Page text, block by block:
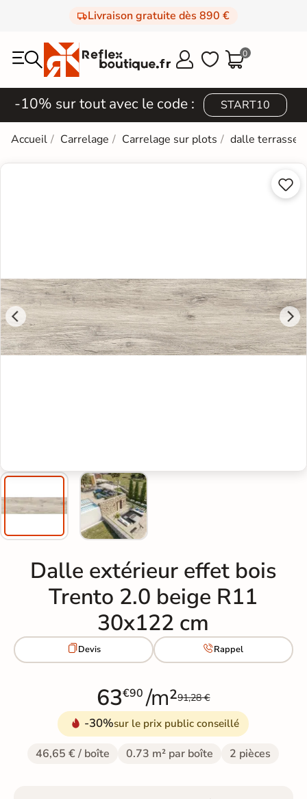
Livraison gratuite dès 890 €
  0
-10% sur tout avec le code : START10
Accueil Carrelage Carrelage sur plots dalle terrasse


Dalle extérieur effet bois
Trento 2.0 beige R11
30x122 cm
Devis Rappel
63€90 /m²91,28 €
-30%sur le prix public conseillé
46,65 € / boîte 0.73 m² par boîte 2 pièces